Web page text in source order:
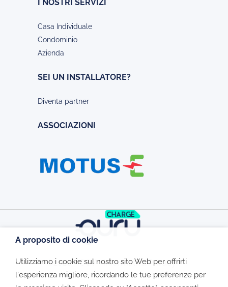
I NOSTRI SERVIZI
Casa Individuale
Condominio
Azienda
SEI UN INSTALLATORE?
Diventa partner
ASSOCIAZIONI
©2026 - CGV - Informativa Privacy -
A proposito di cookie
Utilizziamo i cookie sul nostro sito Web per offrirti
l'esperienza migliore, ricordando le tue preferenze per